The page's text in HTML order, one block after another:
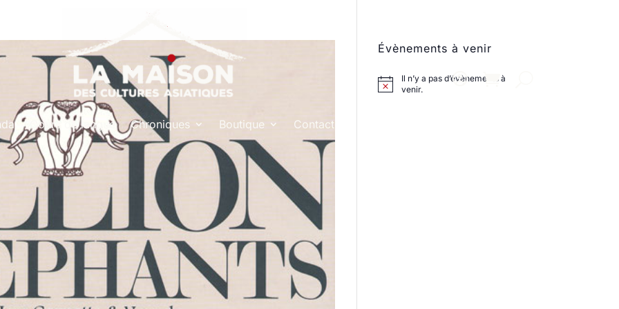
Cours de langue Chroniques Boutique Contact
Évènements à venir
Il n’y a pas d’évènements à
venir.